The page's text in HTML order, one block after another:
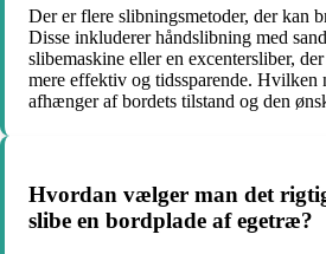
Der er flere slibningsmetoder, der kan
Disse inkluderer håndslibning med
slibemaskine eller en excentersliber,
mere effektiv og tidssparende. Hvilken
afhænger af bordets tilstand og den
Hvordan vælger man det
slibe en bordplade af egetræ?